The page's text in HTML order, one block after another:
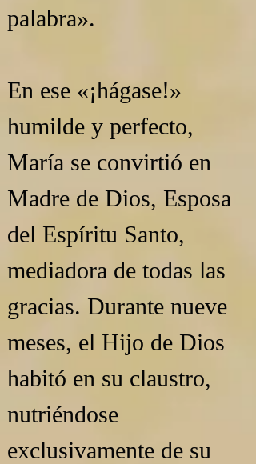
palabra».
En ese «¡hágase!»
humilde y perfecto,
María se convirtió en
Madre de Dios, Esposa
del Espíritu Santo,
mediadora de todas las
gracias. Durante nueve
meses, el Hijo de Dios
habitó en su claustro,
nutriéndose
exclusivamente de su